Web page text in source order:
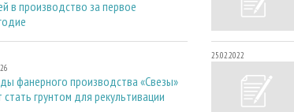
в производство за первое
фанерного производства «Свезы»
стать грунтом для рекультивации
25.02.2022